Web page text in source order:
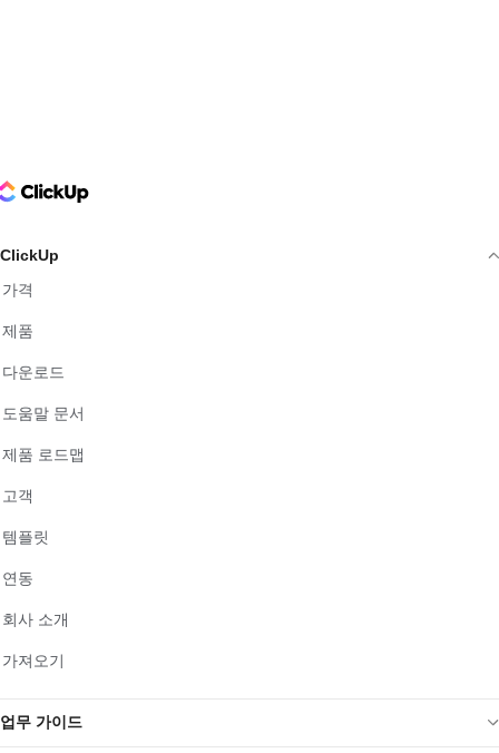
Logo
ClickUp
가격
제품
다운로드
도움말 문서
제품 로드맵
고객
템플릿
연동
회사 소개
가져오기
업무 가이드